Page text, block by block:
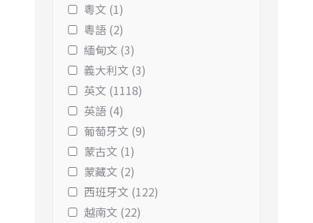
粵文 (1)
粵語 (2)
緬甸文 (3)
義大利文 (3)
英文 (1118)
英語 (4)
葡萄牙文 (9)
蒙古文 (1)
蒙藏文 (2)
西班牙文 (122)
越南文 (22)